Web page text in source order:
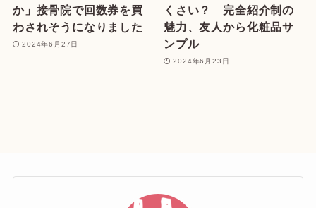
か」接骨院で回数券を買
わされそうになりました
2024年6月27日
くさい？ 完全紹介制の
魅力、友人から化粧品サ
ンプル
2024年6月23日